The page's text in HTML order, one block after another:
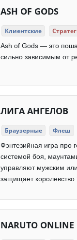
ASH OF GODS
Клиентские
Ash of Gods — это
сильно зависимым от
ЛИГА АНГЕЛОВ
Браузерные Флеш
Фэнтезийная игра про
системой боя,
управляют мужским
защищает королевство
NARUTO ONLINE